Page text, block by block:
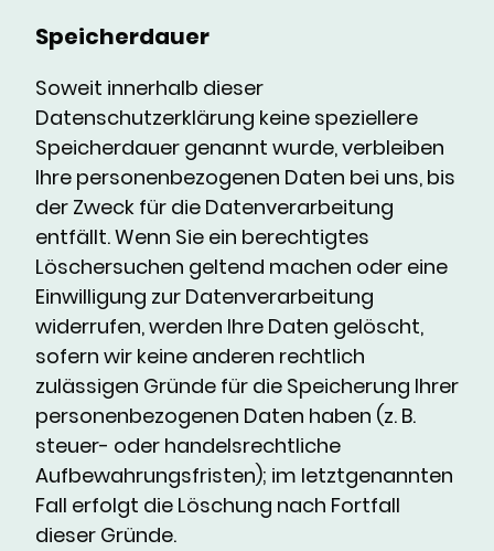
Speicherdauer
Soweit innerhalb dieser
Datenschutzerklärung keine speziellere
Speicherdauer genannt wurde, verbleiben
Ihre personenbezogenen Daten bei uns, bis
der Zweck für die Datenverarbeitung
entfällt. Wenn Sie ein berechtigtes
Löschersuchen geltend machen oder eine
Einwilligung zur Datenverarbeitung
widerrufen, werden Ihre Daten gelöscht,
sofern wir keine anderen rechtlich
zulässigen Gründe für die Speicherung Ihrer
personenbezogenen Daten haben (z. B.
steuer- oder handelsrechtliche
Aufbewahrungsfristen); im letztgenannten
Fall erfolgt die Löschung nach Fortfall
dieser Gründe.